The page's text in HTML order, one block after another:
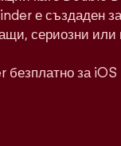
е създаден
сериозни или
за